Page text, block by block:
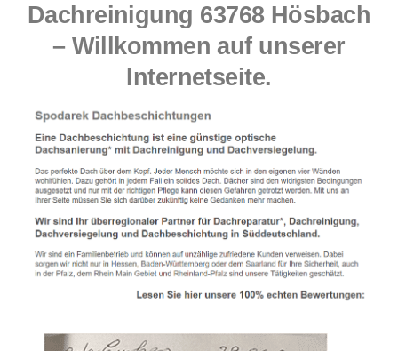
Dachreinigung 63768 Hösbach
– Willkommen auf unserer
Internetseite.